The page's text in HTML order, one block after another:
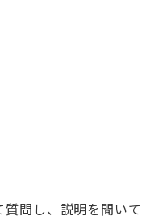
問し、説明を聞いて